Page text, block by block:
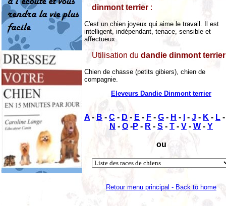
dinmont terrier :
C'est un chien joyeux qui aime le travail. Il est
intelligent, indépendant, tenace, sensible et
affectueux.
Utilisation du dandie dinmont terrier
Chien de chasse (petits gibiers), chien de
compagnie.
Eleveurs Dandie Dinmont terrier
A - B - C - D - E - F - G - H - - J - K - L
N - O -P - R - S - T - V - W - Y
ou
Retour menu principal - Back to home